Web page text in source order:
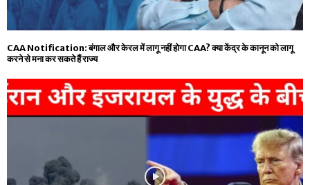
CAA Notification: बंगाल और केरल में लागू नहीं होगा CAA? क्या केंद्र के कानून को लागू
करने से मना कर सकते हैं राज्य